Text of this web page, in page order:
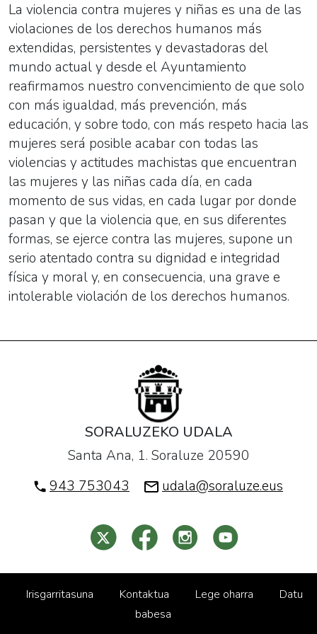
La violencia contra mujeres y niñas es una de las
violaciones de los derechos humanos más
extendidas, persistentes y devastadoras del
mundo actual y desde el Ayuntamiento
reafirmamos nuestro convencimiento de que solo
con más igualdad, más prevención, más
educación, y sobre todo, con más respeto hacia las
mujeres será posible acabar con todas las
violencias y actitudes machistas que encuentran
las mujeres y las niñas cada día, en cada
momento de sus vidas, en cada lugar por donde
pasan y que la violencia que, en sus diferentes
formas, se ejerce contra las mujeres, supone un
serio atentado contra su dignidad e integridad
física y moral y, en consecuencia, una grave e
intolerable violación de los derechos humanos.
SORALUZEKO UDALA
Santa Ana, 1. Soraluze 20590
943 753043
udala@soraluze.eus
Irisgarritasuna Kontaktua Lege oharra
Datu
babesa